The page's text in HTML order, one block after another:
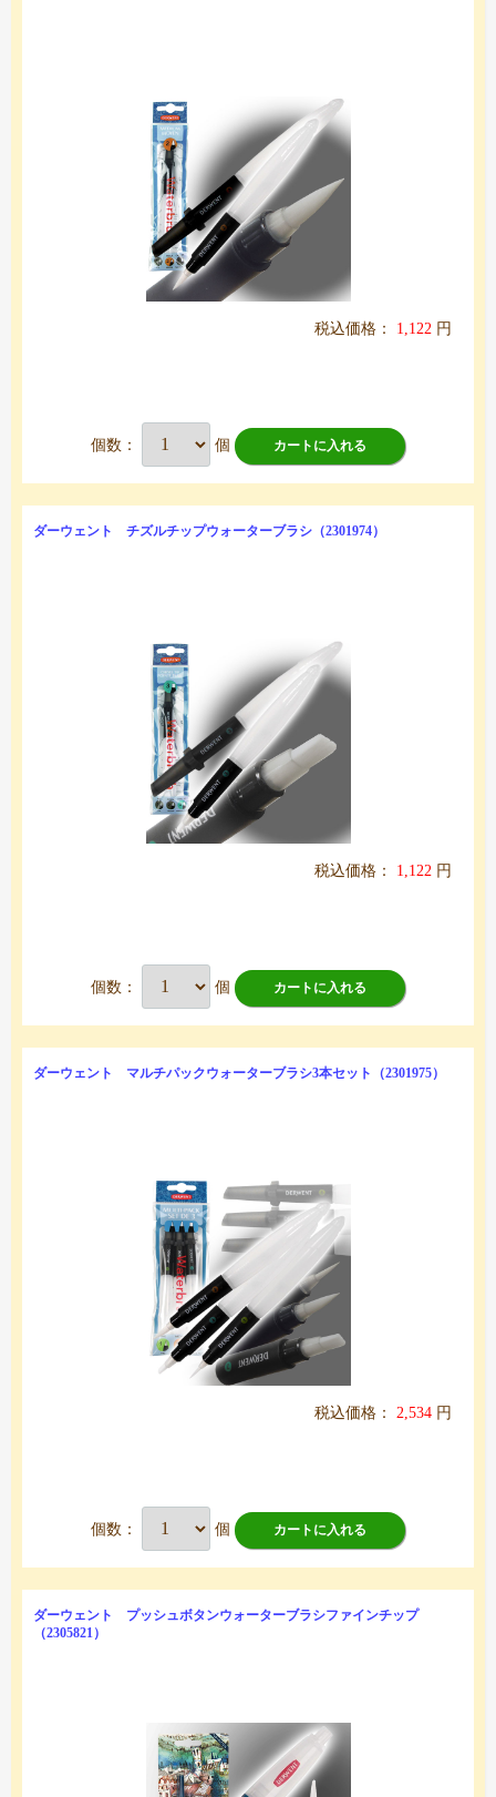
税込価格： 1,122 円
個数： 個 カートに入れる
ダーウェント チズルチップウォーターブラシ（2301974）
税込価格： 1,122 円
個数： 個 カートに入れる
ダーウェント マルチパックウォーターブラシ3本セット（2301975）
税込価格： 2,534 円
個数： 個 カートに入れる
ダーウェント プッシュボタンウォーターブラシファインチップ
（2305821）